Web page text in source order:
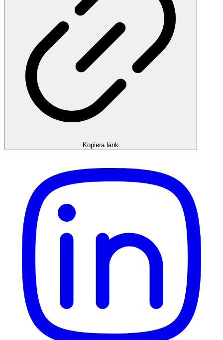
Kopiera länk